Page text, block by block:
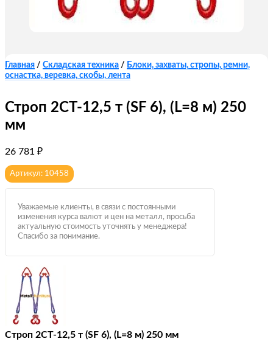
Главная / Складская техника / Блоки, захваты, стропы, ремни,
оснастка, веревка, скобы, лента
Строп 2СТ-12,5 т (SF 6), (L=8 м) 250
мм
26 781 ₽
Артикул: 10458
Уважаемые клиенты, в связи с постоянными
изменения курса валют и цен на металл, просьба
актуальную стоимость уточнять у менеджера!
Спасибо за понимание.
Строп 2СТ-12,5 т (SF 6), (L=8 м) 250 мм